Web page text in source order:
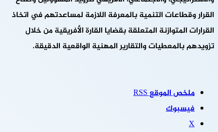
القرار وقطاعات التنمية بالمعرفة اللازمة لمساعدتهم في اتخاذ
القرارات المتوازنة المتعلقة بقضايا القارة الأفريقية من خلال
تزويدهم بالمعطيات والتقارير المهنية الواقعية الدقيقة.
ملخص الموقع RSS
فيسبوك
‫X